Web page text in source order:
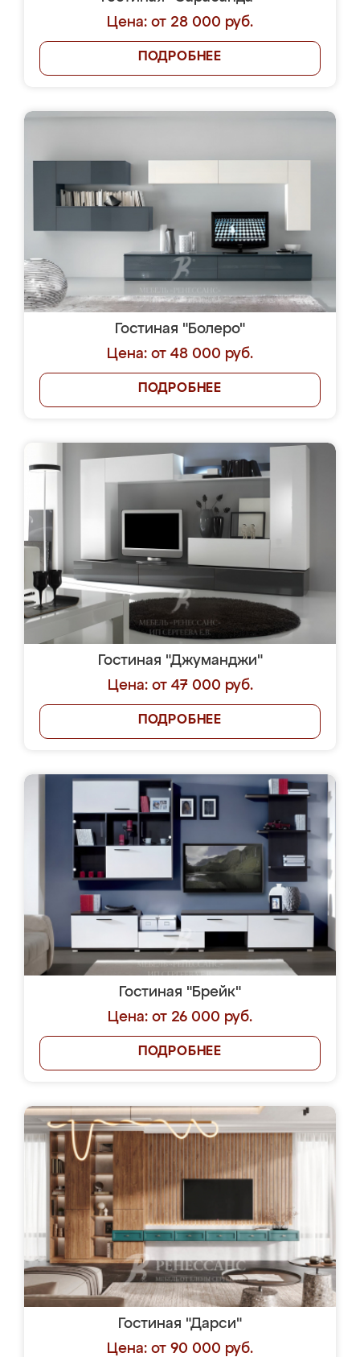
Цена: от 28 000 руб.
ПОДРОБНЕЕ
Гостиная "Болеро"
Цена: от 48 000 руб.
ПОДРОБНЕЕ
Гостиная "Джуманджи"
Цена: от 47 000 руб.
ПОДРОБНЕЕ
Гостиная "Брейк"
Цена: от 26 000 руб.
ПОДРОБНЕЕ
Гостиная "Дарси"
Цена: от 90 000 руб.